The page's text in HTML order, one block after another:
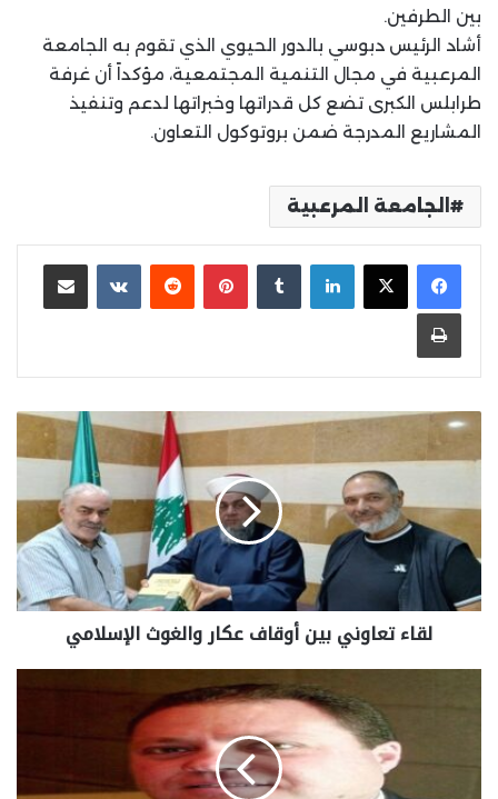
بين الطرفين.
أشاد الرئيس دبوسي بالدور الحيوي الذي تقوم به الجامعة
المرعبية في مجال التنمية المجتمعية، مؤكداً أن غرفة
طرابلس الكبرى تضع كل قدراتها وخبراتها لدعم وتنفيذ
المشاريع المدرجة ضمن بروتوكول التعاون.
الجامعة المرعبية
لينكدإن بينتيريست مشاركة عبر البريد
طباعة
لقاء تعاوني بين أوقاف عكار والغوث الإسلامي